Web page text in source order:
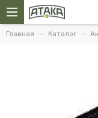
Главная Каталог